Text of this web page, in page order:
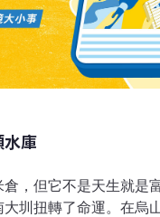
的各鄉鎮，期望能簽
取日本團體配合在日
水庫
，但它不是天生就是
圳扭轉了命運。在烏